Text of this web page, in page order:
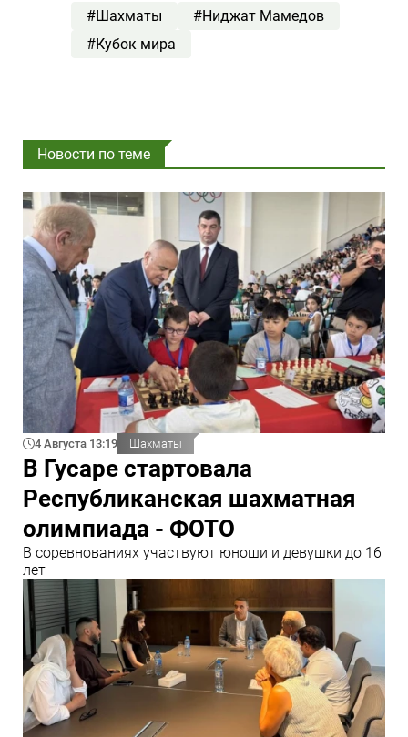
#Шахматы
#Ниджат Мамедов
#Кубок мира
Новости по теме
4 Августа 13:19 Шахматы
В Гусаре стартовала
Республиканская шахматная
олимпиада - ФОТО
В соревнованиях участвуют юноши и девушки до 16
лет